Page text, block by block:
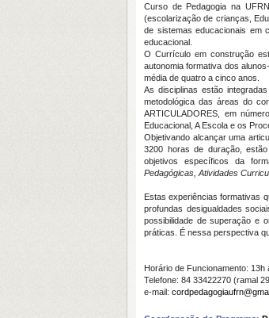
Curso de Pedagogia na
(escolarização de crianças,
de sistemas educacionais em
educacional.
O Currículo em construção
autonomia formativa dos
média de quatro a cinco anos.
As disciplinas estão
metodológica das áreas do
ARTICULADORES, em
Educacional, A Escola e os
Objetivando alcançar uma
3200 horas de duração,
objetivos específicos da
Pedagógicas, Atividades
Estas experiências formativas
profundas desigualdades
possibilidade de superação e
práticas. É nessa perspectiva
Horário de Funcionamento:
Telefone: 84 33422270 (ramal
e-mail: